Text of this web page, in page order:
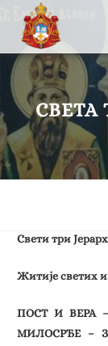
СВЕТА
Свети три
Житије светих
ПОСТ И ВЕРА
МИЛОСРЂЕ –